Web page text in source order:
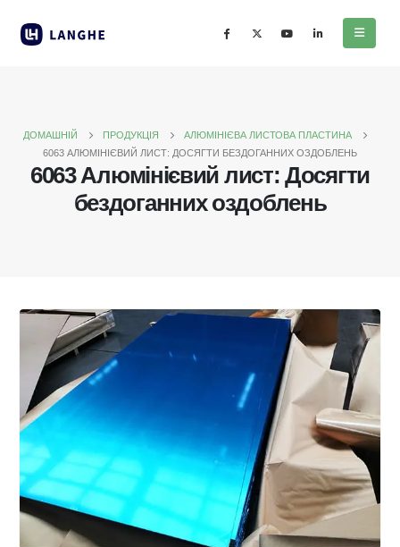
ДОМАШНІЙ ПРОДУКЦІЯ
АЛЮМІНІЄВА ЛИСТОВА ПЛАСТИНА
6063 АЛЮМІНІЄВИЙ ЛИСТ: ДОСЯГТИ БЕЗДОГАННИХ ОЗДОБЛЕНЬ
6063 Алюмінієвий лист: Досягти
бездоганних оздоблень